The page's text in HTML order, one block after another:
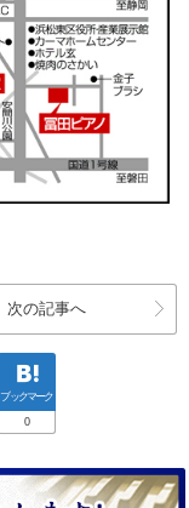
次の記事へ
ブックマーク
0